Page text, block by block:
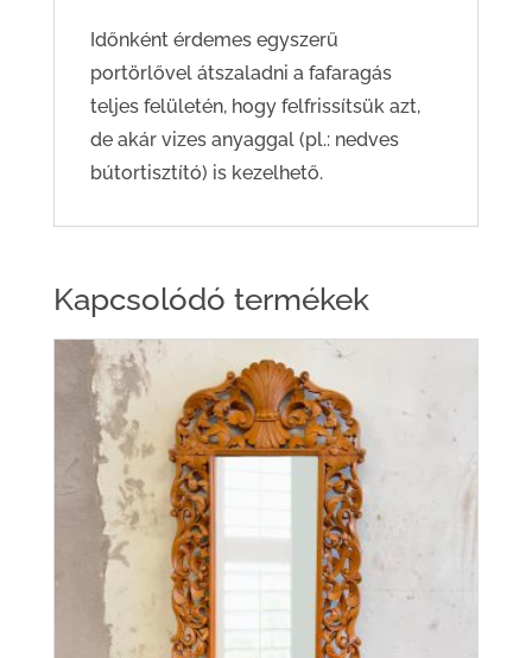
Időnként érdemes egyszerű
portörlővel átszaladni a fafaragás
teljes felületén, hogy felfrissítsük azt,
de akár vizes anyaggal (pl.: nedves
bútortisztító) is kezelhető.
Kapcsolódó termékek